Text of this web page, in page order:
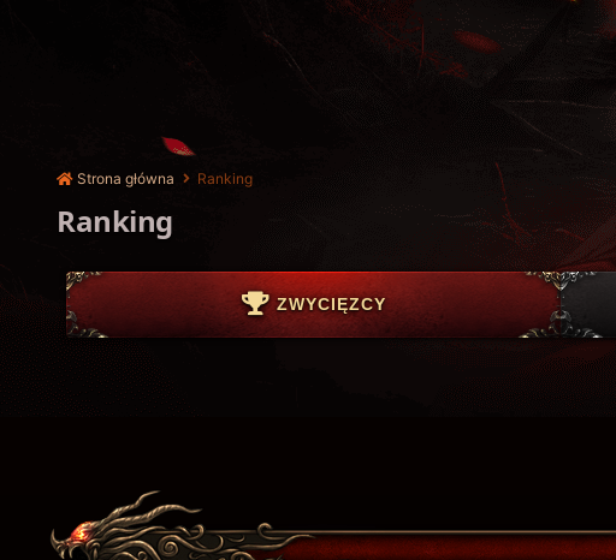
Strona główna Ranking
Ranking
ZWYCIĘZCY